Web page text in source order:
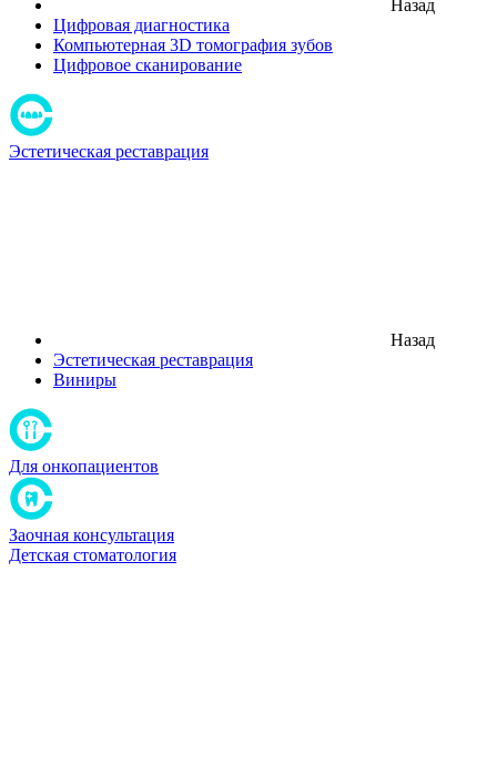
Назад
Цифровая диагностика
Компьютерная 3D томография зубов
Цифровое сканирование
Эстетическая реставрация
Назад
Эстетическая реставрация
Виниры
Для онкопациентов
Заочная консультация
Детская стоматология